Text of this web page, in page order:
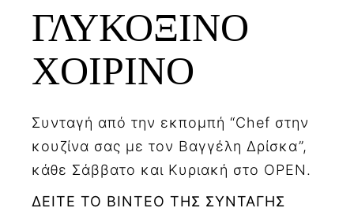
ΓΛΥΚΟΞΙΝΟ
ΧΟΙΡΙΝΟ
Συνταγή από την εκπομπή “Chef στην
κουζίνα σας με τον Βαγγέλη Δρίσκα”,
κάθε Σάββατο και Κυριακή στο OPEN.
ΔΕΙΤΕ ΤΟ ΒΙΝΤΕΟ ΤΗΣ ΣΥΝΤΑΓΗΣ